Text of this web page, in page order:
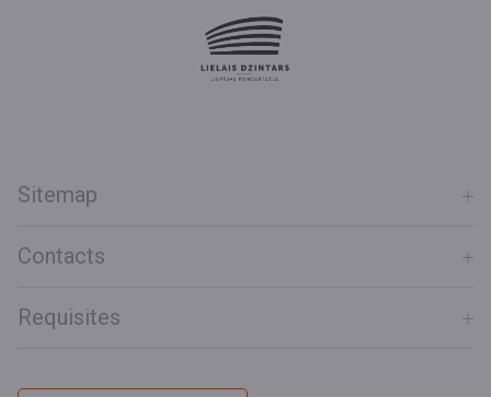
Sitemap
Contacts
Requisites